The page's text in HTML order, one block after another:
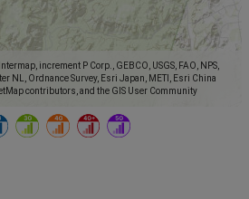
increment P Corp., GEBCO, USGS, FAO, NPS,
NL, Ordnance Survey, Esri Japan, METI, Esri China
contributors, and the GIS User Community